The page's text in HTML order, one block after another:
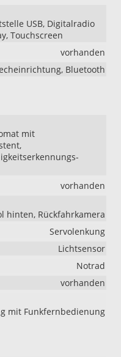
USB, Digitalradio
Touchscreen
vorhanden
Bluetooth
mit
vorhanden
hinten, Rückfahrkamera
Servolenkung
Lichtsensor
Notrad
vorhanden
mit Funkfernbedienung